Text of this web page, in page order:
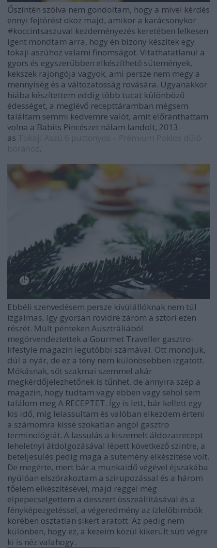
Őszintén szólva nem gondoltam, hogy a mivel kérdés
ennyi fejtörést okoz majd, amikor a karácsonykor
#koccintsaszuval kezdeményezés keretében lelkesen
igent mondtam arra, hogy én bizony készítek egy
tokaji aszúhoz valami finomságot. Vitathatatlanul a
gyors és egyszerűbben elkészíthető sütemények,
kekszek rajongója vagyok, ami persze nem megy a
mennyiség és a változatosság rovására. Ugyanakkor
hiába készítettem eddig több tucat különböző
édességet, a meglévő recepttáramban mégsem
találtam semmi kedvemre valót, amit előránthattam
volna a Babits Pincészet nálam landolt, 2013-
as
.
Ebbéli szenvedésem persze kívülállóknak nem túl
izgalmas, így gyorsan rövidre zárom a sztori ezen
részét. Múlt pénteken Ausztráliából
megörvendeztettek a Gourmet Traveller gasztro-
lifestyle magazin legutóbbi számával. Ott mondjuk,
dúl a nyár, de ez a tény nem különösebben izgatott.
Mókásnak, sőt szakmai szemmel akár
megkérdőjelezhetőnek is tűnhet, de annyira szép a
magazin, hogy tudtam vagy ebben vagy sehol sem
találom meg A RECEPTET. Így is lett, bár kellett egy
kis idő, míg lelassultam és valóban elkezdem érteni
a számomra kissé szokatlan angol gasztro
terminológiát. A lassulás a kiszemelt áldozatrecept
leheletnyi átdolgozásával lépett következő szintre, a
beteljesülés pedig maga a sütemény elkészítése volt.
De megérte, mert bár a munkaidő végével éjszakába
nyúlóan elszórakoztam a szirupozással és a három
főelem elkészítésével, majd reggel még
elpepecselgettem a desszert összeállításával és a
fényképezgetéssel, a végeredmény az ízlelőbimbók
körében osztatlan sikert aratott. Az pedig nem
különben, hogy ez, a kezeim közül kikerült süti végre
ki is néz valahogy.